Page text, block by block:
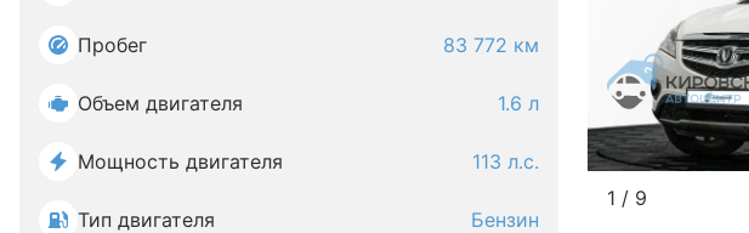
Пробег 83 772 км
Объем двигателя 1.6 л
Мощность двигателя 113 л.с.
Тип двигателя Бензин
1 / 9